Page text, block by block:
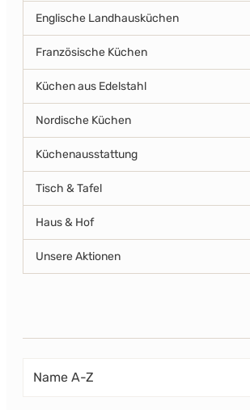
Englische Landhausküchen
Französische Küchen
Küchen aus Edelstahl
Nordische Küchen
Küchenausstattung
Tisch & Tafel
Haus & Hof
Unsere Aktionen